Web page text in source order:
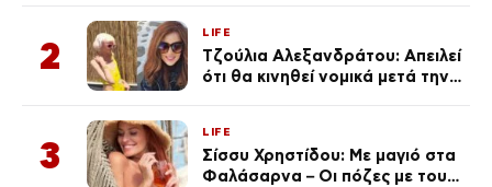
2
LIFE
Τζούλια Αλεξανδράτου: Απειλεί
ότι θα κινηθεί νομικά μετά την
3
LIFE
Σίσσυ Χρηστίδου: Με μαγιό στα
Φαλάσαρνα – Οι πόζες με τους